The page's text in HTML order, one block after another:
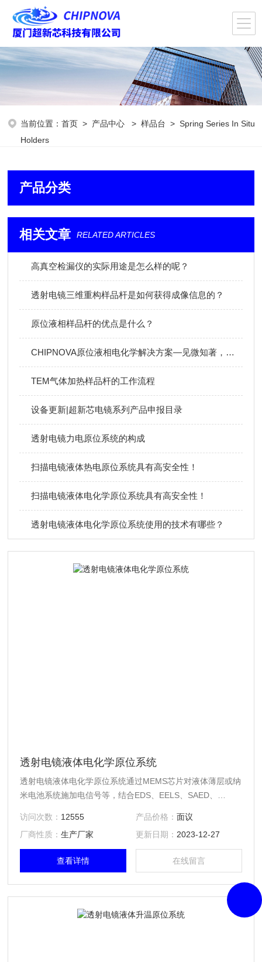
当前位置：首页 > 产品中心 >样品台 >Spring Series In Situ
Holders
产品分类
相关文章 RELATED ARTICLES
高真空检漏仪的实际用途是怎么样的呢？
透射电镜三维重构样品杆是如何获得成像信息的？
原位液相样品杆的优点是什么？
CHIPNOVA原位液相电化学解决方案—见微知著，助力科研
TEM气体加热样品杆的工作流程
设备更新|超新芯电镜系列产品申报目录
透射电镜力电原位系统的构成
扫描电镜液体热电原位系统具有高安全性！
扫描电镜液体电化学原位系统具有高安全性！
透射电镜液体电化学原位系统使用的技术有哪些？
透射电镜液体电化学原位系统
透射电镜液体电化学原位系统通过MEMS芯片对液体薄层或纳
米电池系统施加电信号等，结合EDS、EELS、SAED、
实时、动态监测电极、电解液及其界面在工况下的微观结构演
化、反应动力学、相变、元素价态、化学变化、微观应力以及
表/界面处的原子级结构和成分演化等关键信息。
访问次数： 12555 产品价格： 面议
厂商性质：生产厂家 更新日期： 2023-12-27
查看详情 在线留言